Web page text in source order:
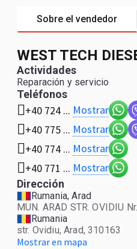
Sobre el vendedor
WEST TECH
Actividades
Reparación y servicio
Teléfonos
+40 724 ... Mostrar
+40 775 ... Mostrar
+40 774 ... Mostrar
+40 771 ... Mostrar
Dirección
Rumania, Arad
MUN. ARAD STR. OVIDIU
Rumania
str. Ovidiu, Arad, 310163
Mostrar en mapa